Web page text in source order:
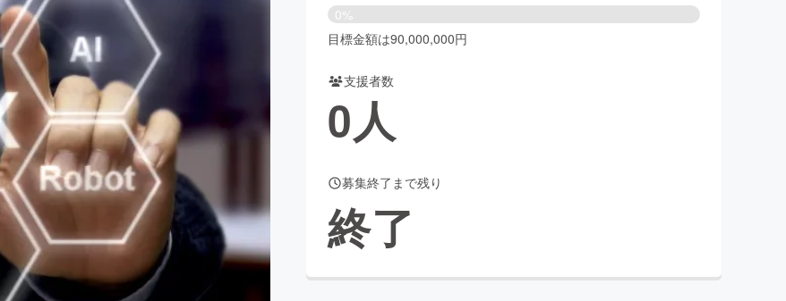
書籍・雑誌出版
チャレンジ ビューティー・ヘルスケア
CAMPFIRE for Social GoodCAMPFIRE Creation
CAMPFIREふるさと納税
machi-yaコミュニティ
0%
目標金額は90,000,000円
支援者数
0人
募集終了まで残り
終了